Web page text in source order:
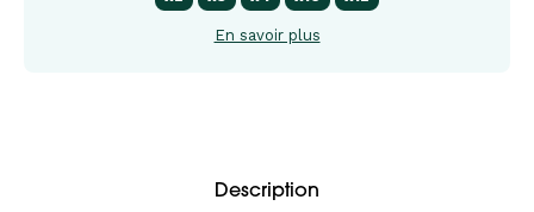
En savoir plus
Description